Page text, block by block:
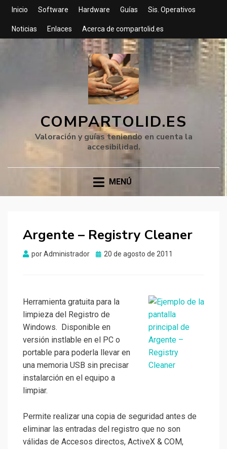
Inicio Software Hardware Guías Sis. Operativos
Noticias Enlaces Acerca de compartolid.es
COMPARTOLID.ES
Valoración y guías teniendo en cuenta la
accesibilidad.
MENÚ
Argente – Registry Cleaner
porAdministrador
Publicado
20 de agosto de 2011
Herramienta gratuita para la
limpieza del Registro de
Windows. Disponible en
versión instlable en el PC o
portable para poderla llevar en
una memoria USB sin precisar
instalarción en el equipo a
limpiar.
Permite realizar una copia de seguridad antes de
eliminar las entradas del registro que no son
válidas de Accesos directos, ActiveX & COM,